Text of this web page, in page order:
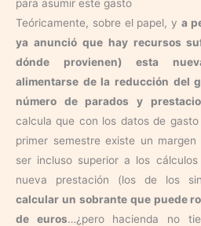
para asumir este gasto
Teóricamente, sobre el papel, y a
ya anunció que hay recursos
dónde provienen) esta
alimentarse de la reducción del
número de parados y
calcula que con los datos de
primer semestre existe un
ser incluso superior a los
nueva prestación (los de los
calcular un sobrante que puede
de euros…¿pero hacienda no